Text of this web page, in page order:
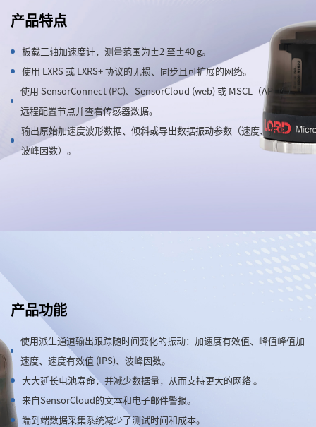
产品特点
板载三轴加速度计，测量范围为±2 至±40 g。
使用 LXRS 或 LXRS+ 协议的无损、同步且可扩展的网络。
使用 SensorConnect (PC)、SensorCloud (web) 或 MSCL（API 库）
远程配置节点并查看传感器数据。
输出原始加速度波形数据、倾斜或导出数据振动参数（速度、振幅、
波峰因数）。
产品功能
使用派生通道输出跟踪随时间变化的振动：加速度有效值、峰值峰值加
速度、速度有效值 (IPS)、波峰因数。
大大延长电池寿命，并减少数据量，从而支持更大的网络 。
来自SensorCloud的文本和电子邮件警报。
端到端数据采集系统减少了测试时间和成本。